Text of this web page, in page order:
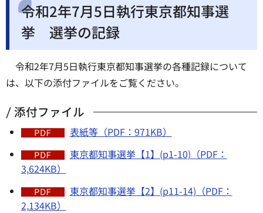
令和2年7月5日執行東京都知事選
挙 選挙の記録
令和2年7月5日執行東京都知事選挙の各種記録について
は、以下の添付ファイルをご覧ください。
添付ファイル
表紙等（PDF：971KB）
東京都知事選挙【1】(p1-10)（PDF：
3,624KB）
東京都知事選挙【2】(p11-14)（PDF：
2,134KB）